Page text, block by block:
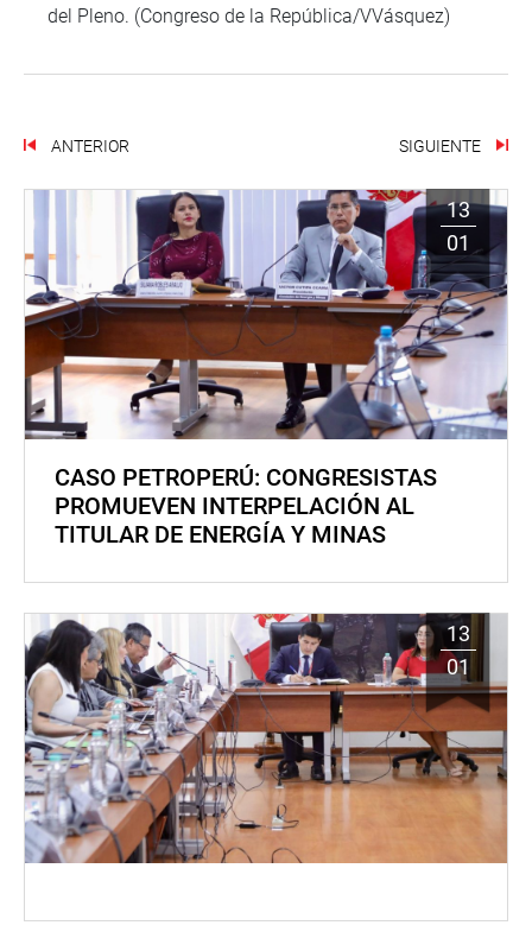
del Pleno. (Congreso de la República/VVásquez)
ANTERIOR SIGUIENTE
13
01
CASO PETROPERÚ: CONGRESISTAS
PROMUEVEN INTERPELACIÓN AL
TITULAR DE ENERGÍA Y MINAS
13
01